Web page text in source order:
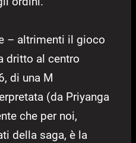
– altrimenti il gioco
dritto al centro
di una M
(da Priyanga
che per noi,
della saga, è la